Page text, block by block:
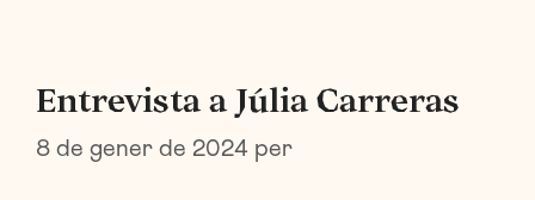
Entrevista a Júlia Carreras
8 de gener de 2024 per